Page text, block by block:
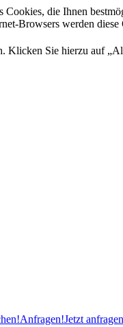
die Ihnen
Browsers werden
Klicken Sie hierzu auf
Anfragen!Jetzt